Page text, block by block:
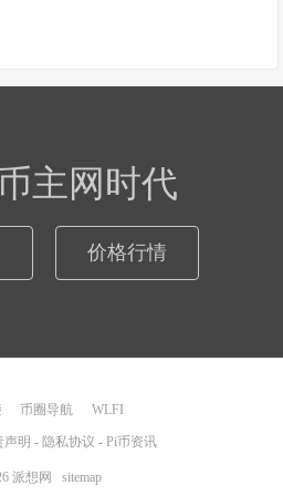
主网时代
价格行情
币圈导航 WLFI
声明 - 隐私协议 - Pi币资讯
派想网 sitemap